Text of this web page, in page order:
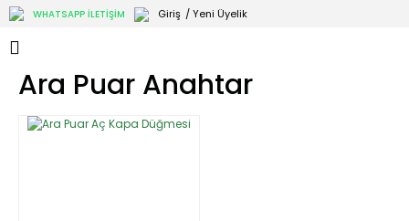
WHATSAPP İLETİŞİM Giriş / Yeni Üyelik
Ara Puar Anahtar